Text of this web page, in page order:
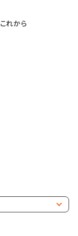
れから